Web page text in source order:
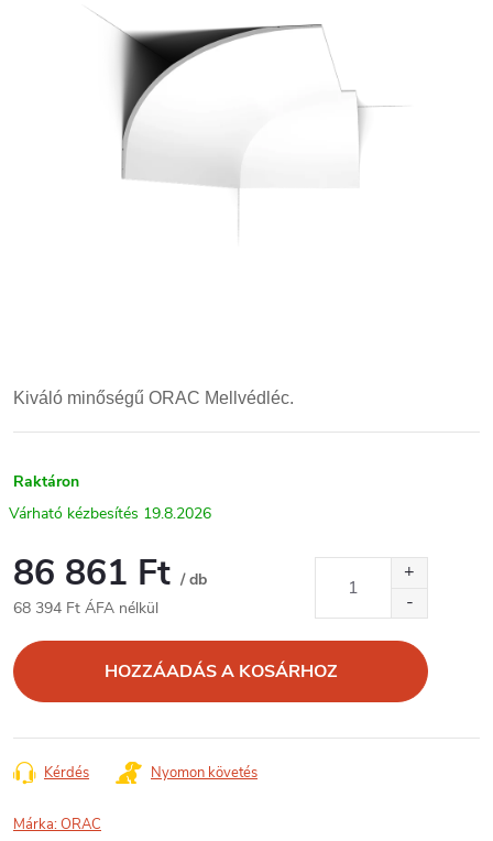
Kiváló minőségű ORAC Mellvédléc.
Raktáron
19.8.2026
86 861 Ft / db
68 394 Ft ÁFA nélkül
HOZZÁADÁS A KOSÁRHOZ
Kérdés Nyomon követés
Márka:ORAC